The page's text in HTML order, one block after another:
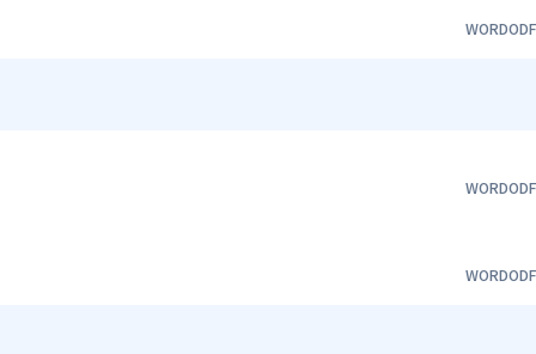
WORDODF
WORDODF
WORDODF